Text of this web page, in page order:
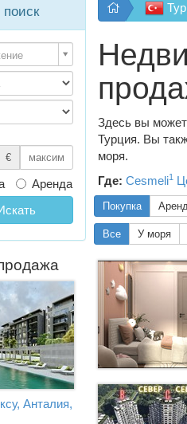
Здесь вы
Турция. Вы
моря.
Где: Cesmeli1
Покупка
Все У моря
€
Аренда
Анталия,